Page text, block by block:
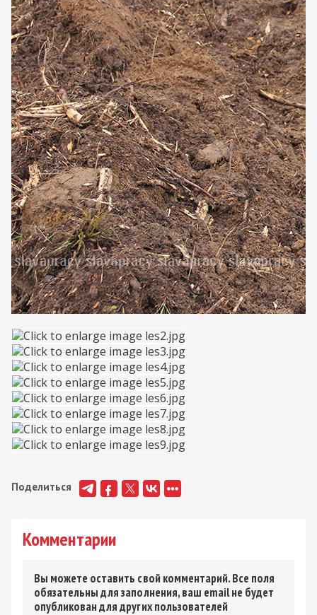
Поделиться
Комментарии
Вы можете оставить свой комментарий. Все поля
обязательны для заполнения, ваш email не будет
опубликован для других пользователей